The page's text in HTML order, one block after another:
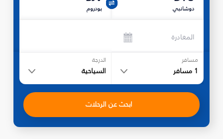
دوشانبي بودروم
المغادرة
مسافر
1 مسافر
الدرجة
السياحية
ابحث عن الرحلات